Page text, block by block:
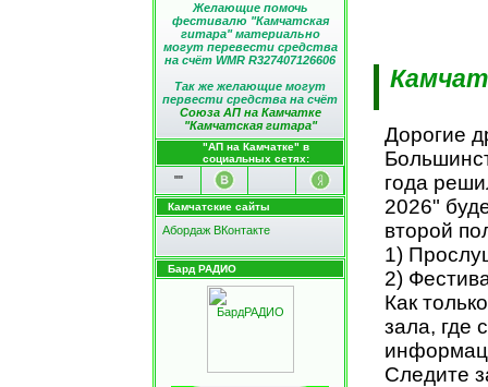
Желающие помочь
фестивалю "Камчатская
гитара" материально
могут перевести средства
на счёт WMR R327407126606
Так же желающие могут
первести средства на счёт
Союза АП на Камчатке
"Камчатская гитара"
"АП на Камчатке" в
социальных сетях:
""
Камчатские сайты
Абордаж ВКонтакте
Бард РАДИО
Дорогие
года
2026"
второй
1)
2)
Как
зала, где
Следите